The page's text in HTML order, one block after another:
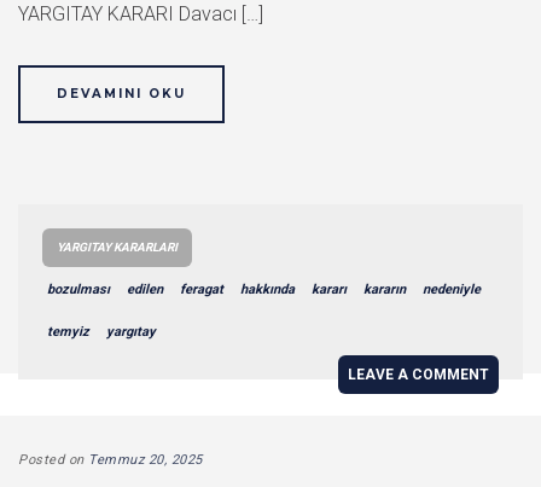
YARGITAY KARARI Davacı […]
DEVAMINI OKU
YARGITAY KARARLARI
bozulması edilen feragat hakkında kararı kararın nedeniyle
temyiz yargıtay
LEAVE A COMMENT
Posted on Temmuz 20, 2025